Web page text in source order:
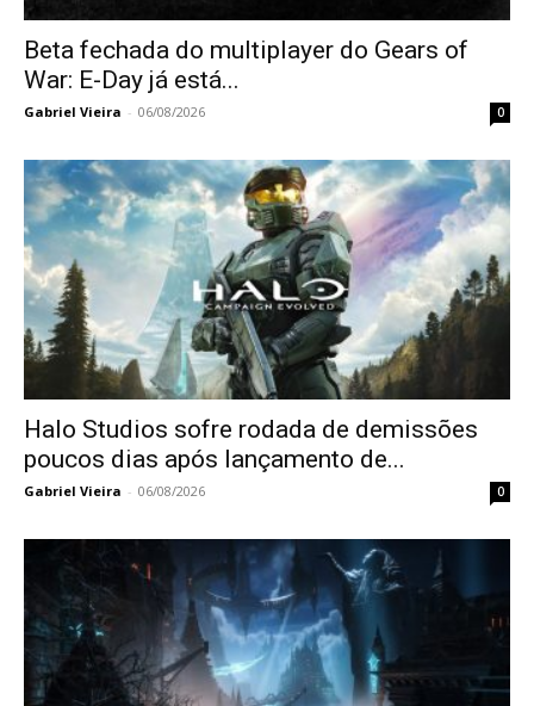
Beta fechada do multiplayer do Gears of
War: E-Day já está...
Gabriel Vieira - 06/08/2026 0
Halo Studios sofre rodada de demissões
poucos dias após lançamento de...
Gabriel Vieira - 06/08/2026 0